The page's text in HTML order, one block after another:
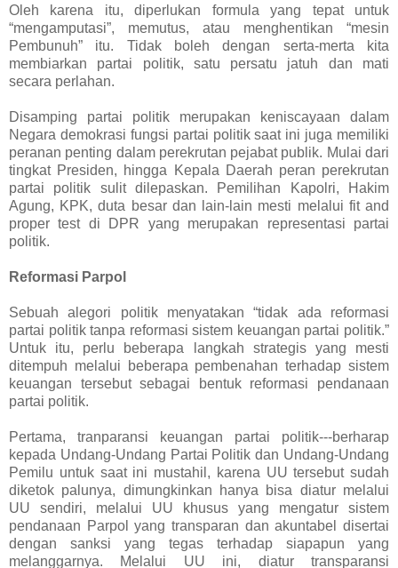
Oleh karena itu, diperlukan formula yang tepat untuk
“mengamputasi”, memutus, atau menghentikan “mesin
Pembunuh” itu. Tidak boleh dengan serta-merta kita
membiarkan partai politik, satu persatu jatuh dan mati
secara perlahan.
Disamping partai politik merupakan keniscayaan dalam
Negara demokrasi fungsi partai politik saat ini juga memiliki
peranan penting dalam perekrutan pejabat publik. Mulai dari
tingkat Presiden, hingga Kepala Daerah peran perekrutan
partai politik sulit dilepaskan. Pemilihan Kapolri, Hakim
Agung, KPK, duta besar dan lain-lain mesti melalui fit and
proper test di DPR yang merupakan representasi partai
politik.
Reformasi Parpol
Sebuah alegori politik menyatakan “tidak ada reformasi
partai politik tanpa reformasi sistem keuangan partai politik.”
Untuk itu, perlu beberapa langkah strategis yang mesti
ditempuh melalui beberapa pembenahan terhadap sistem
keuangan tersebut sebagai bentuk reformasi pendanaan
partai politik.
Pertama, tranparansi keuangan partai politik---berharap
kepada Undang-Undang Partai Politik dan Undang-Undang
Pemilu untuk saat ini mustahil, karena UU tersebut sudah
diketok palunya, dimungkinkan hanya bisa diatur melalui
UU sendiri, melalui UU khusus yang mengatur sistem
pendanaan Parpol yang transparan dan akuntabel disertai
dengan sanksi yang tegas terhadap siapapun yang
melanggarnya. Melalui UU ini, diatur transparansi